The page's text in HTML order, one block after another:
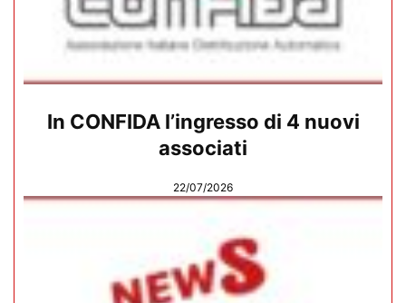
In CONFIDA l’ingresso di 4 nuovi
associati
22/07/2026